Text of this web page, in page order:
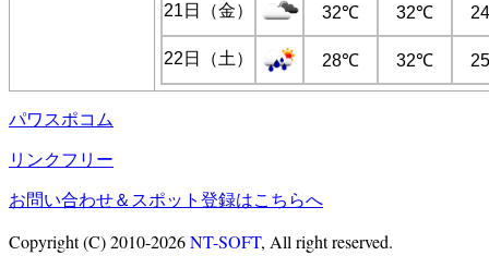
21日（金） 32℃ 32℃
22日（土） 28℃ 32℃
パワスポコム
リンクフリー
お問い合わせ＆スポット登録はこちらへ
Copyright (C) 2010-2026NT-SOFT, All right reserved.